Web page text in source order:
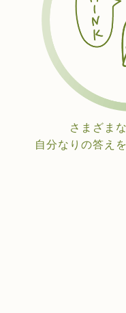
さまざま
自分なりの答え